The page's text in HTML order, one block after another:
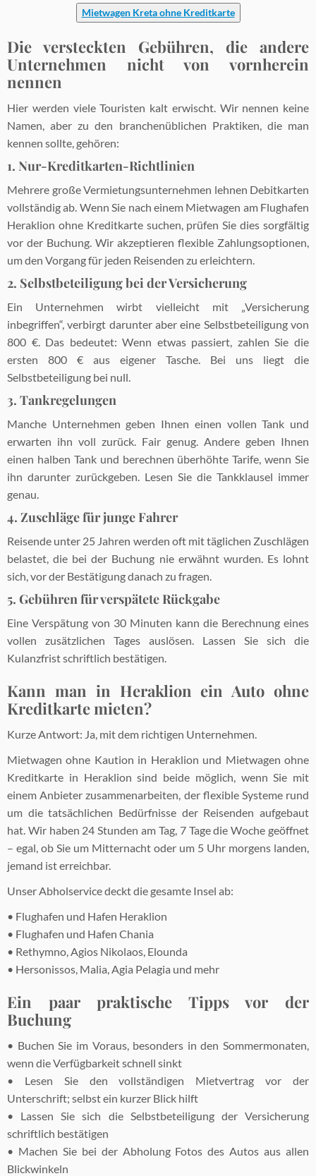
Mietwagen Kreta ohne Kreditkarte
Die versteckten Gebühren, die andere
Unternehmen nicht von vornherein
nennen
Hier werden viele Touristen kalt erwischt. Wir nennen keine
Namen, aber zu den branchenüblichen Praktiken, die man
kennen sollte, gehören:
1. Nur-Kreditkarten-Richtlinien
Mehrere große Vermietungsunternehmen lehnen Debitkarten
vollständig ab. Wenn Sie nach einem Mietwagen am Flughafen
Heraklion ohne Kreditkarte suchen, prüfen Sie dies sorgfältig
vor der Buchung. Wir akzeptieren flexible Zahlungsoptionen,
um den Vorgang für jeden Reisenden zu erleichtern.
2. Selbstbeteiligung bei der Versicherung
Ein Unternehmen wirbt vielleicht mit „Versicherung
inbegriffen“, verbirgt darunter aber eine Selbstbeteiligung von
800 €. Das bedeutet: Wenn etwas passiert, zahlen Sie die
ersten 800 € aus eigener Tasche. Bei uns liegt die
Selbstbeteiligung bei null.
3. Tankregelungen
Manche Unternehmen geben Ihnen einen vollen Tank und
erwarten ihn voll zurück. Fair genug. Andere geben Ihnen
einen halben Tank und berechnen überhöhte Tarife, wenn Sie
ihn darunter zurückgeben. Lesen Sie die Tankklausel immer
genau.
4. Zuschläge für junge Fahrer
Reisende unter 25 Jahren werden oft mit täglichen Zuschlägen
belastet, die bei der Buchung nie erwähnt wurden. Es lohnt
sich, vor der Bestätigung danach zu fragen.
5. Gebühren für verspätete Rückgabe
Eine Verspätung von 30 Minuten kann die Berechnung eines
vollen zusätzlichen Tages auslösen. Lassen Sie sich die
Kulanzfrist schriftlich bestätigen.
Kann man in Heraklion ein Auto ohne
Kreditkarte mieten?
Kurze Antwort: Ja, mit dem richtigen Unternehmen.
Mietwagen ohne Kaution in Heraklion und Mietwagen ohne
Kreditkarte in Heraklion sind beide möglich, wenn Sie mit
einem Anbieter zusammenarbeiten, der flexible Systeme rund
um die tatsächlichen Bedürfnisse der Reisenden aufgebaut
hat. Wir haben 24 Stunden am Tag, 7 Tage die Woche geöffnet
– egal, ob Sie um Mitternacht oder um 5 Uhr morgens landen,
jemand ist erreichbar.
Unser Abholservice deckt die gesamte Insel ab:
• Flughafen und Hafen Heraklion
• Flughafen und Hafen Chania
• Rethymno, Agios Nikolaos, Elounda
• Hersonissos, Malia, Agia Pelagia und mehr
Ein paar praktische Tipps vor der
Buchung
• Buchen Sie im Voraus, besonders in den Sommermonaten,
wenn die Verfügbarkeit schnell sinkt
• Lesen Sie den vollständigen Mietvertrag vor der
Unterschrift; selbst ein kurzer Blick hilft
• Lassen Sie sich die Selbstbeteiligung der Versicherung
schriftlich bestätigen
• Machen Sie bei der Abholung Fotos des Autos aus allen
Blickwinkeln